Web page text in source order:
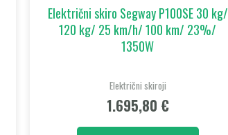
Električni skiro Segway P100SE 30 kg/
120 kg/ 25 km/h/ 100 km/ 23%/
1350W
Električni skiroji
1.695,80 €